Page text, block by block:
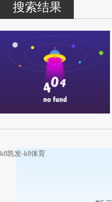
搜索结果
k8凯发-k8体育